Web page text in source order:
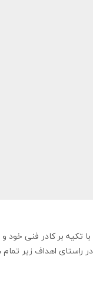
تولید در تجهیزات توانبخشی
اهداف زیر